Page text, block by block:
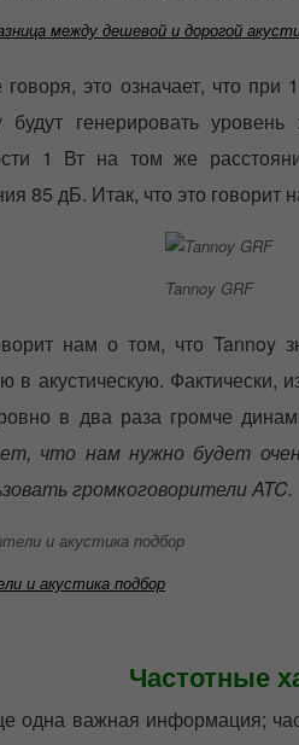
между дешевой и дорогой
это означает, что
будут генерировать
1 Вт на том же
85 дБ. Итак, что это говорит
Tannoy GRF
нам о том, что Tannoy
в акустическую.
в два раза громче
что нам нужно будет
громкоговорители ATC.
и акустика подбор
Частотные
одна важная информация;